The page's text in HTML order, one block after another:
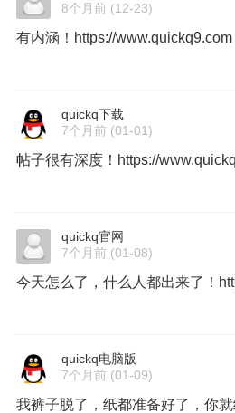
8个月前 (12-23)
有内涵！https://www.quickq9.com
quickq下载
7个月前 (01-01)
帖子很有深度！https://
quickq官网
7个月前 (01-08)
今天怎么了，什么人都出来了！
quickq电脑版
7个月前 (01-09)
我裤子脱了，纸都准备好了，你